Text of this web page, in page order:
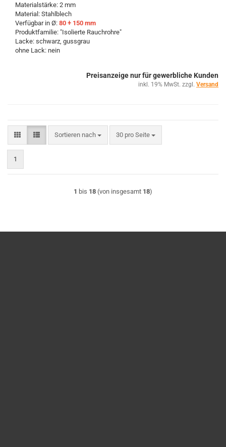
Materialstärke: 2 mm
Material: Stahlblech
Verfügbar in Ø: 80 + 150 mm
Produktfamilie: "Isolierte Rauchrohre"
Lacke: schwarz, gussgrau
ohne Lack: nein
Preisanzeige nur für gewerbliche Kunden
inkl. 19% MwSt. zzgl. Versand
Sortieren nach
Sortieren nach 30 pro Seite
pro Seite
1
1 bis 18 (von insgesamt 18)